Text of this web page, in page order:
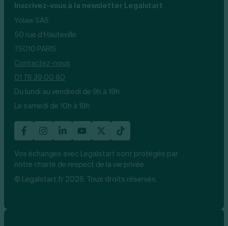
Inscrivez-vous à la newsletter Legalstart
Yolaw SAS
50 rue d’Hauteville
75010 PARIS
Contactez-nous
01 76 39 00 60
Du lundi au vendredi de 9h à 19h
Le samedi de 10h à 18h
Vos échanges avec Legalstart sont protégés par
notre charte de respect de la vie privée.
© Legalstart.fr 2026. Tous droits réservés.